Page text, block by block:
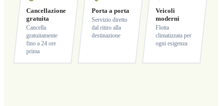
Cancellazione
gratuita
Cancella
gratuitamente
fino a 24 ore
prima
Porta a porta
Servizio diretto
dal ritiro alla
destinazione
Veicoli
moderni
Flotta
climatizzata per
ogni esigenza